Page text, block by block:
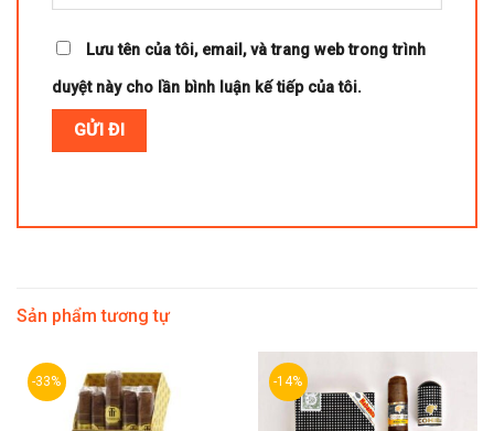
Lưu tên của tôi, email, và trang web trong trình
duyệt này cho lần bình luận kế tiếp của tôi.
Sản phẩm tương tự
-33% -14%